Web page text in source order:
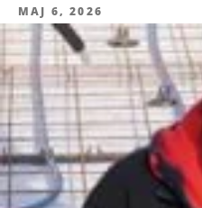
MAJ 6, 2026